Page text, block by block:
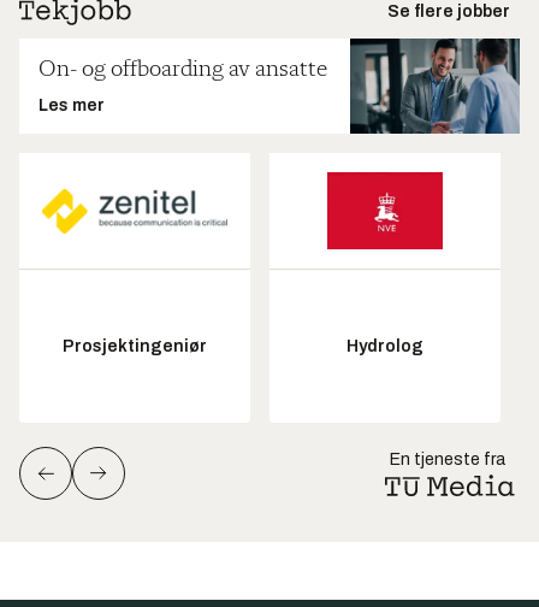
Se flere jobber
On- og offboarding av ansatte
Les mer
Prosjektingeniør Hydrolog
En tjeneste fra